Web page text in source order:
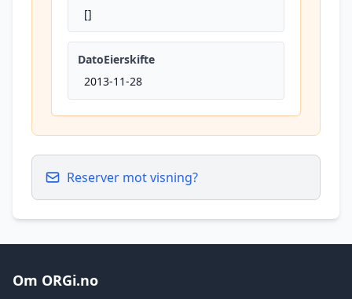
[]
DatoEierskifte
2013-11-28
Reserver mot visning?
Om ORGi.no